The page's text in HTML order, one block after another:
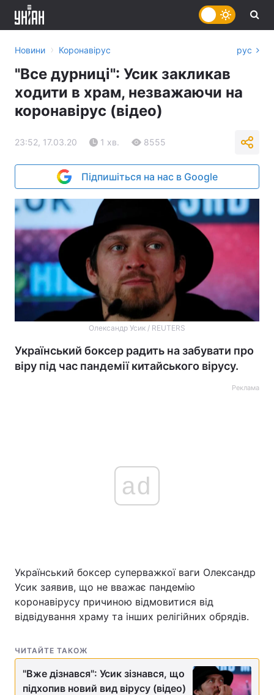
Головна Війна
Економіка Світ
Спорт Наука
Новини › Коронавірус рус
"Все дурниці": Усик закликав
ходити в храм, незважаючи на
коронавірус (відео)
23:52, 17.03.20 1 хв. 8555
Підпишіться на нас в Google
Олександр Усик / REUTERS
Український боксер радить на забувати про
віру під час пандемії китайського вірусу.
Реклама
ad
Український боксер суперважкої ваги Олександр
Усик заявив, що не вважає пандемію
коронавірусу причиною відмовитися від
відвідування храму та інших релігійних обрядів.
ЧИТАЙТЕ ТАКОЖ
"Вже дізнався": Усик зізнався, що
підхопив новий вид вірусу (відео)